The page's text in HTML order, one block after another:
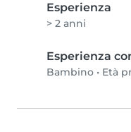
Esperienza
> 2 anni
Esperienza
Bambino • Età